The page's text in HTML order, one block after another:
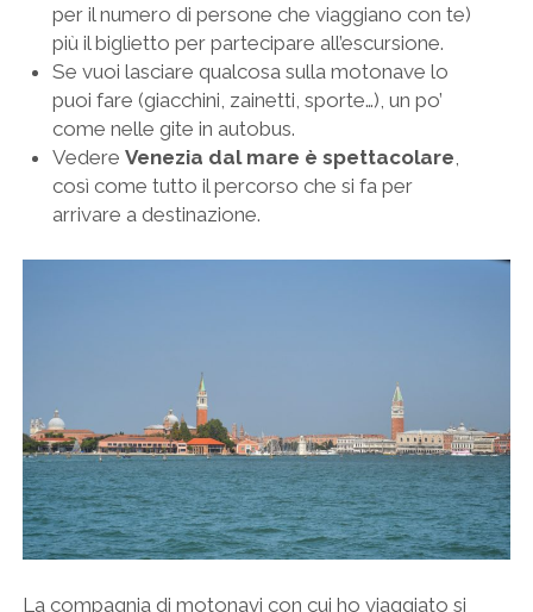
per il numero di persone che viaggiano con te)
più il biglietto per partecipare all’escursione.
Se vuoi lasciare qualcosa sulla motonave lo
puoi fare (giacchini, zainetti, sporte…), un po’
come nelle gite in autobus.
VedereVenezia dal mare è spettacolare,
così come tutto il percorso che si fa per
arrivare a destinazione.
La compagnia di motonavi con cui ho viaggiato si